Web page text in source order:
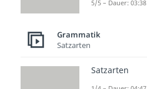
5/5 – Dauer: 03:38
Grammatik
Satzarten
Satzarten